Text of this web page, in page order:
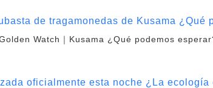
de tragamonedas de Kusama ¿Qué
Watch｜Kusama ¿Qué podemos
oficialmente esta noche ¿La